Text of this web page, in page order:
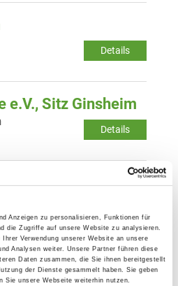
Anzeigen zu personalisieren, Funktionen für
die Zugriffe auf unsere Website zu analysieren.
Verwendung unserer Website an unsere
Analysen weiter. Unsere Partner führen diese
Daten zusammen, die Sie ihnen bereitgestellt
der Dienste gesammelt haben. Sie geben
Sie unsere Webseite weiterhin nutzen.
Details
e.V., Sitz Ginsheim
Details
Bierstadt